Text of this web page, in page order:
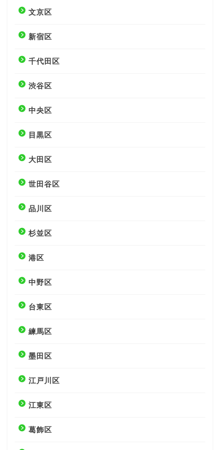
文京区
新宿区
千代田区
渋谷区
中央区
目黒区
大田区
世田谷区
品川区
杉並区
港区
中野区
台東区
練馬区
墨田区
江戸川区
江東区
葛飾区